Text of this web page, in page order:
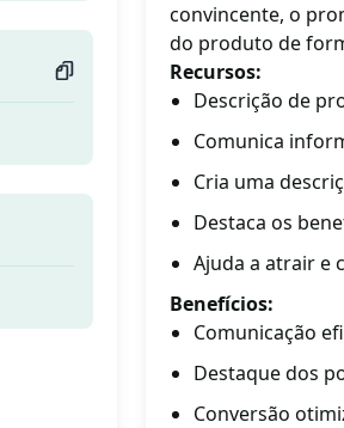
convincente, o
do produto de
Recursos:
Descrição de
Comunica
Cria uma
Destaca os
Ajuda a atrair e
Benefícios:
Comunicação
Destaque dos
Conversão